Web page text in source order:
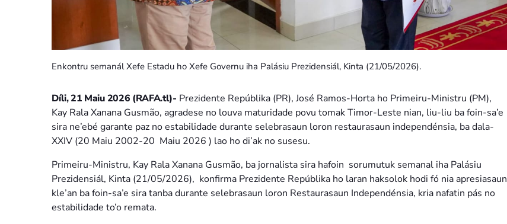
Enkontru semanál Xefe Estadu ho Xefe Governu iha Palásiu Prezidensiál, Kinta (21/05/2026).
Díli, 21 Maiu 2026 (RAFA.tl)- Prezidente Repúblika (PR), José Ramos-Horta ho Primeiru-Ministru (PM),
Kay Rala Xanana Gusmão, agradese no louva maturidade povu tomak Timor-Leste nian, liu-liu ba foin-sa’e
sira ne’ebé garante paz no estabilidade durante selebrasaun loron restaurasaun independénsia, ba dala-
XXIV (20 Maiu 2002-20 Maiu 2026 ) lao ho di’ak no susesu.
Primeiru-Ministru, Kay Rala Xanana Gusmão, ba jornalista sira hafoin sorumutuk semanal iha Palásiu
Prezidensiál, Kinta (21/05/2026), konfirma Prezidente Repúblika ho laran haksolok hodi fó nia apresiasaun
kle’an ba foin-sa’e sira tanba durante selebrasaun loron Restaurasaun Independénsia, kria nafatin pás no
estabilidade to’o remata.